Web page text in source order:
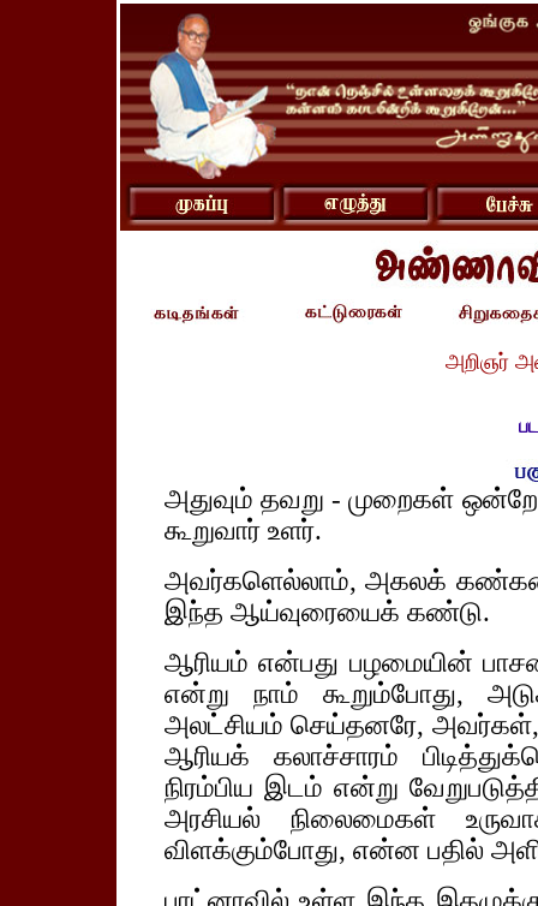
அறிஞர்
அதுவும் தவறு - முறைகள்
கூறுவார் உளர்.
அவர்களெல்லாம், அகலக்
இந்த ஆய்வுரையைக் கண்டு.
ஆரியம் என்பது பழமையின்
என்று நாம் கூறும்போது,
அலட்சியம் செய்தனரே, அவர்கள்,
ஆரியக் கலாச்சாரம்
நிரம்பிய இடம் என்று
அரசியல் நிலைமைகள்
விளக்கும்போது, என்ன பதில்